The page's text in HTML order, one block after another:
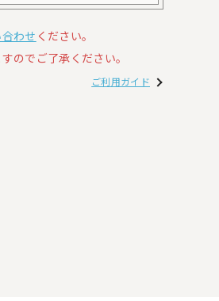
わせ ください。
のでご了承ください。
ご利用ガイド